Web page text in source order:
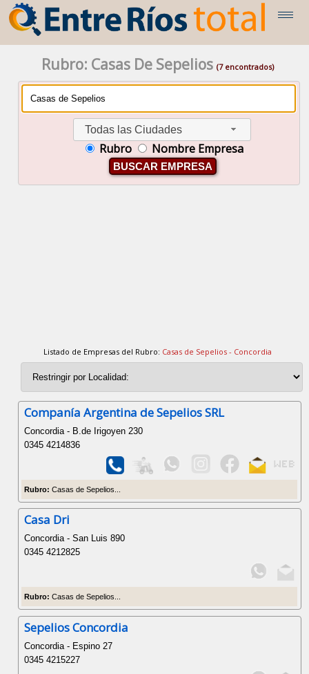
Rubro: Casas De Sepelios (7 encontrados)
Todas las Ciudades
Rubro Nombre Empresa
BUSCAR EMPRESA
Listado de Empresas del Rubro: Casas de Sepelios - Concordia
Companía Argentina de Sepelios SRL
Concordia - B.de Irigoyen 230
0345 4214836
Rubro: Casas de Sepelios...
Casa Dri
Concordia - San Luis 890
0345 4212825
Rubro: Casas de Sepelios...
Sepelios Concordia
Concordia - Espino 27
0345 4215227